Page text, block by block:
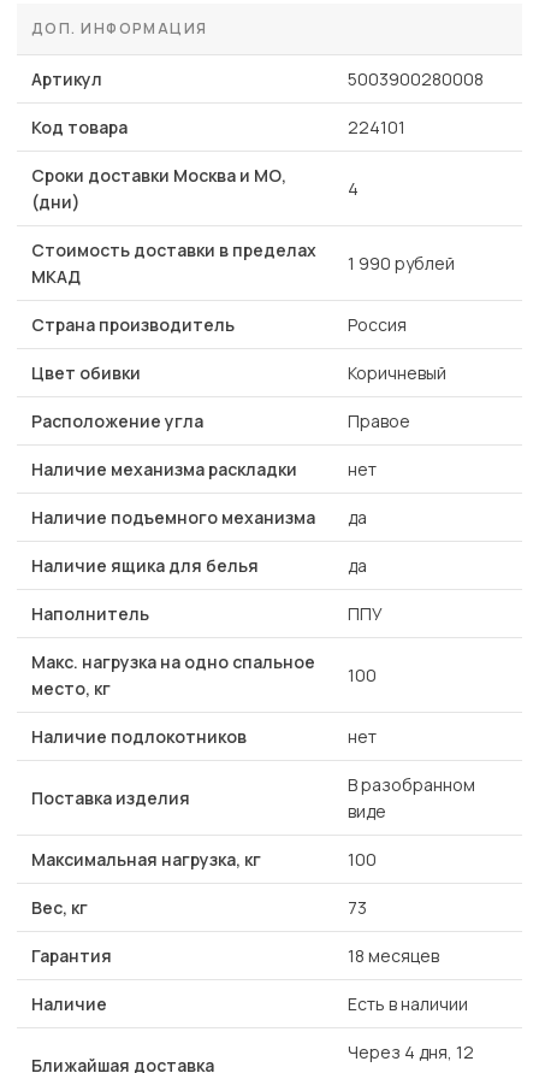
ДОП. ИНФОРМАЦИЯ
Артикул 5003900280008
Код товара 224101
Сроки доставки Москва и МО,
(дни)
4
Стоимость доставки в пределах
МКАД
1 990 рублей
Страна производитель Россия
Цвет обивки Коричневый
Расположение угла Правое
Наличие механизма раскладки нет
Наличие подъемного механизма да
Наличие ящика для белья да
Наполнитель ППУ
Макс. нагрузка на одно спальное
место, кг
100
Наличие подлокотников нет
Поставка изделия
В разобранном
виде
Максимальная нагрузка, кг 100
Вес, кг 73
Гарантия 18 месяцев
Наличие Есть в наличии
Ближайшая доставка
Через 4 дня, 12